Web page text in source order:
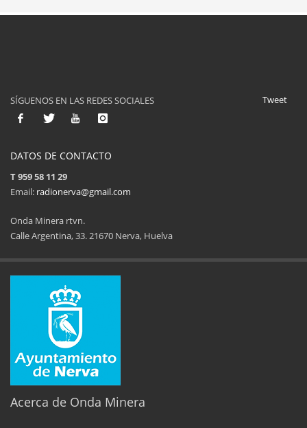
Tweet
SÍGUENOS EN LAS REDES SOCIALES
DATOS DE CONTACTO
T 959 58 11 29
Email: radionerva@gmail.com
Onda Minera rtvn.
Calle Argentina, 33. 21670 Nerva, Huelva
Acerca de Onda Minera